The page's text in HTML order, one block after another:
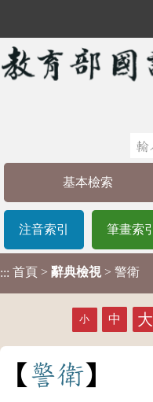
基本檢索
注音索引 筆畫索引
::: 首頁 > 辭典檢視 > 警衛
小 中 大
警衛